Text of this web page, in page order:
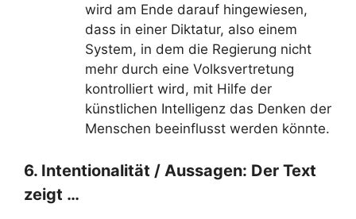
wird am Ende darauf hingewiesen,
dass in einer Diktatur, also einem
System, in dem die Regierung nicht
mehr durch eine Volksvertretung
kontrolliert wird, mit Hilfe der
künstlichen Intelligenz das Denken der
Menschen beeinflusst werden könnte.
6. Intentionalität / Aussagen: Der Text
zeigt …